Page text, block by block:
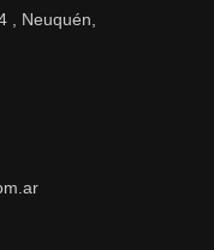
, Neuquén,